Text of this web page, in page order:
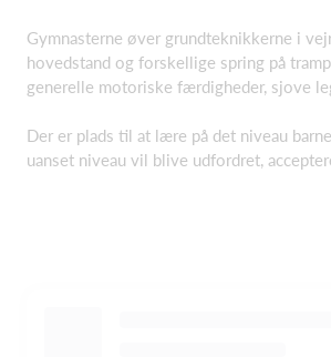
Gymnasterne øver grundteknikkerne i
hovedstand og forskellige spring på
generelle motoriske færdigheder, sjove
Der er plads til at lære på det niveau
uanset niveau vil blive udfordret,